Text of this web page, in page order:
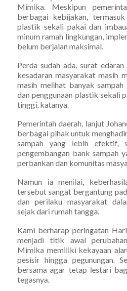
Mimika. Meskipun
berbagai kebijakan, termasuk
plastik sekali pakai dan
minum ramah lingkungan,
belum berjalan maksimal.
Perda sudah ada, surat
kesadaran masyarakat masih
masih melihat banyak sampah
dan penggunaan plastik sekali
tinggi, katanya.
Pemerintah daerah, lanjut
berbagai pihak untuk
sampah yang lebih efektif,
pengembangan bank sampah
perbankan dan komunitas
Namun ia menilai,
tersebut sangat bergantung
dan perilaku masyarakat
sejak dari rumah tangga.
Kami berharap peringatan
menjadi titik awal
Mimika memiliki kekayaan
pesisir hingga pegunungan.
bersama agar tetap lestari
tegasnya.